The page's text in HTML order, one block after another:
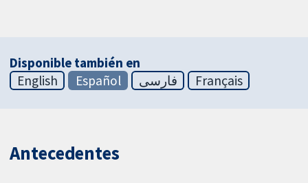
Disponible también en
English
Español فارسی Français
Antecedentes